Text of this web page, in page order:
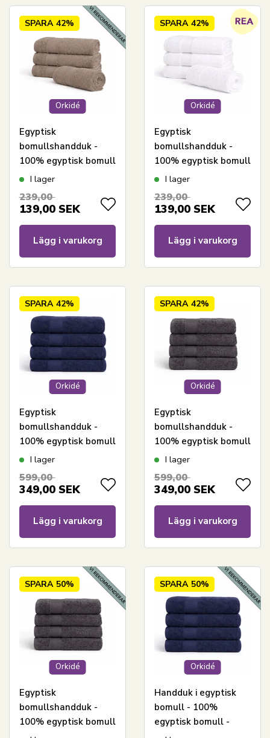
Orkidé
SPARA 42%
Egyptisk
bomullshandduk -
100% egyptisk bomull
- Gästhandduk 40x60
I lager
239,00
139,00 SEK
Lägg i varukorg
Orkidé
SPARA 42%
Egyptisk
bomullshandduk -
100% egyptisk bomull
- Gästhandduk 40x60
I lager
239,00
139,00 SEK
Lägg i varukorg
Orkidé
SPARA 42%
Egyptisk
bomullshandduk -
100% egyptisk bomull
- Badhandduk 70x140
I lager
599,00
349,00 SEK
Lägg i varukorg
Orkidé
SPARA 42%
Egyptisk
bomullshandduk -
100% egyptisk bomull
- Badhandduk
Antracit grå
I lager
599,00
349,00 SEK
Lägg i varukorg
Orkidé
SPARA 50%
Egyptisk
bomullshandduk -
100% egyptisk bomull
Orkidé
SPARA 50%
Handduk i egyptisk
bomull - 100%
egyptisk bomull -